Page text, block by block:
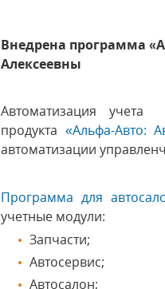
Внедрена программа
Алексеевны
Автоматизация
продукта «Альфа-Авто:
автоматизации
Программа для
учетные модули:
Запчасти;
Автосервис;
Автосалон;